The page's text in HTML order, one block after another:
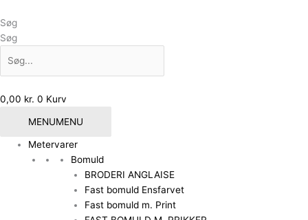
Søg
Søg
0,00 kr. 0 Kurv
MENUMENU
Metervarer
Bomuld
BRODERI ANGLAISE
Fast bomuld Ensfarvet
Fast bomuld m. Print